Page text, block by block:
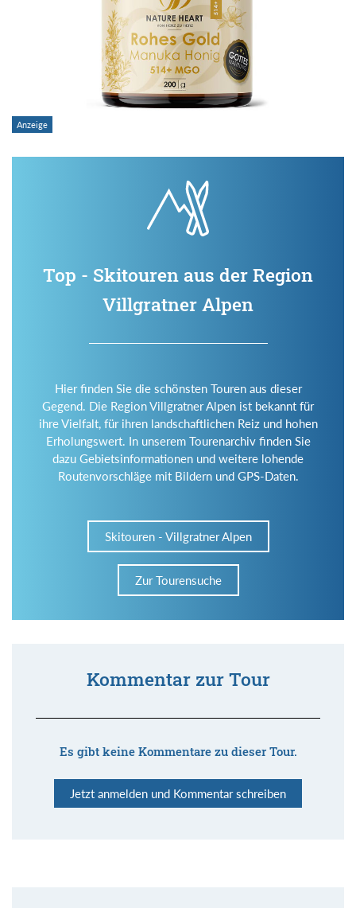
Top - Skitouren aus der Region
Villgratner Alpen
Hier finden Sie die schönsten Touren aus dieser
Gegend. Die Region Villgratner Alpen ist bekannt für
ihre Vielfalt, für ihren landschaftlichen Reiz und hohen
Erholungswert. In unserem Tourenarchiv finden Sie
dazu Gebietsinformationen und weitere lohende
Routenvorschläge mit Bildern und GPS-Daten.
Skitouren - Villgratner Alpen
Zur Tourensuche
Kommentar zur Tour
Es gibt keine Kommentare zu dieser Tour.
Jetzt anmelden und Kommentar schreiben